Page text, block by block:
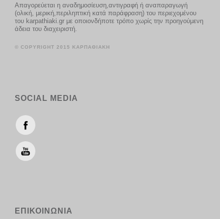
Απαγορεύεται η αναδημοσίευση,αντιγραφή ή αναπαραγωγή
(ολική, μερική,περιληπτική κατά παράφραση) του περιεχομένου
του karpathiaki.gr με οποιονδήποτε τρόπο χωρίς την προηγούμενη
άδεια του διαχειριστή.
© COPYRIGHT 2015 ΚΑΡΠΑΘΙΑΚΗ
SOCIAL MEDIA
ΕΠΙΚΟΙΝΩΝΙΑ